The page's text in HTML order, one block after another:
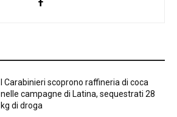
I Carabinieri scoprono raffineria di coca
nelle campagne di Latina, sequestrati 28
kg di droga